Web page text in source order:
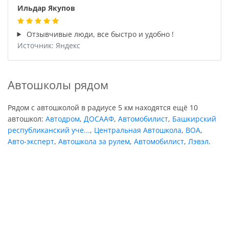
Ильдар Якупов
Отзывчивые люди, все быстро и удобно !
Источник: Яндекс
Автошколы рядом
Рядом с автошколой в радиусе 5 км находятся ещё 10
автошкол: Автодром, ДОСААФ, Автомобилист, Башкирский
республиканский уче..., Центральная Автошкола, ВОА,
Авто-эксперт, Автошкола за рулем, Автомобилист, Лэвэл.